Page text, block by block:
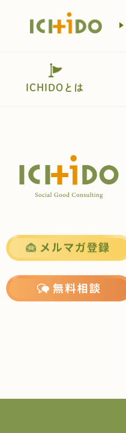
ICHIDOとは